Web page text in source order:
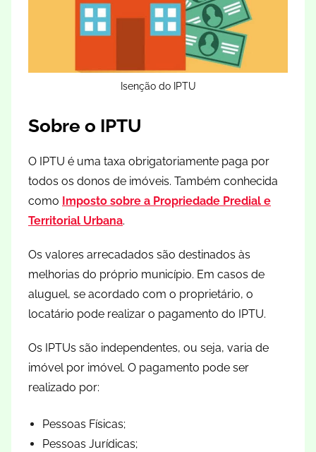
Isenção do IPTU
Sobre o IPTU
O IPTU é uma taxa obrigatoriamente paga por
todos os donos de imóveis. Também conhecida
como Imposto sobre a Propriedade Predial e
Territorial Urbana.
Os valores arrecadados são destinados às
melhorias do próprio município. Em casos de
aluguel, se acordado com o proprietário, o
locatário pode realizar o pagamento do IPTU.
Os IPTUs são independentes, ou seja, varia de
imóvel por imóvel. O pagamento pode ser
realizado por:
Pessoas Físicas;
Pessoas Jurídicas;